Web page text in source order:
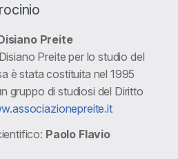
Preite
Preite per lo studio del
è stata costituita nel 1995
gruppo di studiosi del Diritto
Paolo Flavio